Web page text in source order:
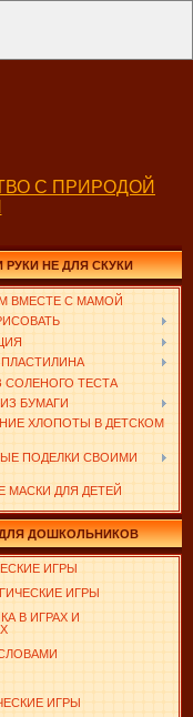
С ПРИРОДОЙ
НЕ ДЛЯ СКУКИ
ВМЕСТЕ С МАМОЙ
ПЛАСТИЛИНА
СОЛЕНОГО ТЕСТА
БУМАГИ
ХЛОПОТЫ В ДЕТСКОМ
ПОДЕЛКИ СВОИМИ
МАСКИ ДЛЯ ДЕТЕЙ
ДОШКОЛЬНИКОВ
ИГРЫ
ИГРЫ
В ИГРАХ И
ИГРЫ